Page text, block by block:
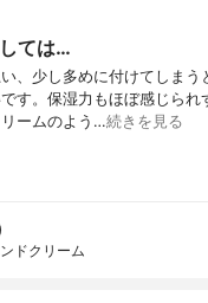
ては…
、少し多めに付けてしまう
す。保湿力もほぼ感じられ
ームのよう…続きを見る
ドクリーム